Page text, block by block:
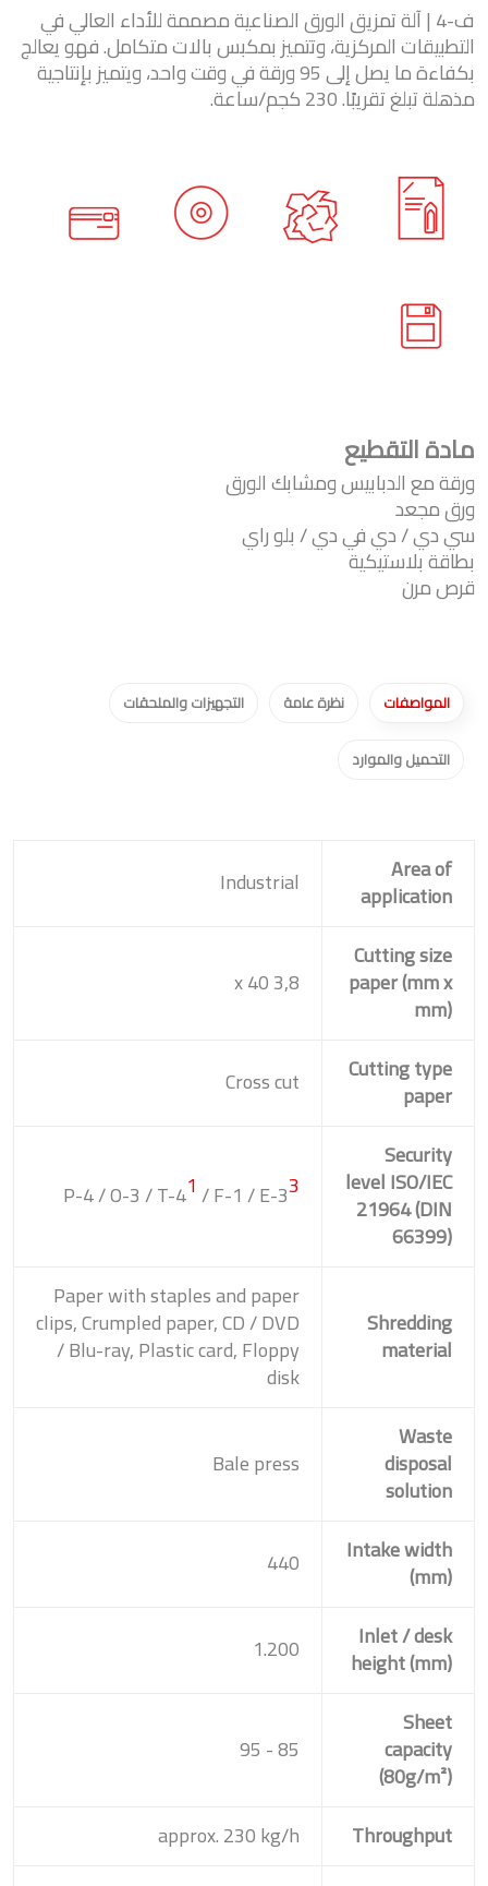
ف-4 | آلة تمزيق الورق الصناعية مصممة للأداء العالي في
التطبيقات المركزية، وتتميز بمكبس بالات متكامل. فهو يعالج
بكفاءة ما يصل إلى 95 ورقة في وقت واحد، ويتميز بإنتاجية
مذهلة تبلغ تقريبًا. 230 كجم/ساعة.
مادة التقطيع
ورقة مع الدبابيس ومشابك الورق
ورق مجعد
سي دي / دي في دي / بلو راي
بطاقة بلاستيكية
قرص مرن
المواصفات نظرة عامة التجهيزات والملحقات
التحميل والموارد
Area of
application
Industrial
Cutting size
paper (mm x
mm)
3,8 x 40
Cutting type
paper
Cross cut
Security
level ISO/IEC
21964 (DIN
66399)
P-4 / O-3 / T-41/ F-1 / E-33
Shredding
material
Paper with staples and paper
clips, Crumpled paper, CD / DVD
/ Blu-ray, Plastic card, Floppy
disk
Waste
disposal
solution
Bale press
Intake width
(mm)
440
Inlet / desk
height (mm)
1.200
Sheet
capacity
(80g/m²)
85 - 95
Throughput
approx. 230 kg/h